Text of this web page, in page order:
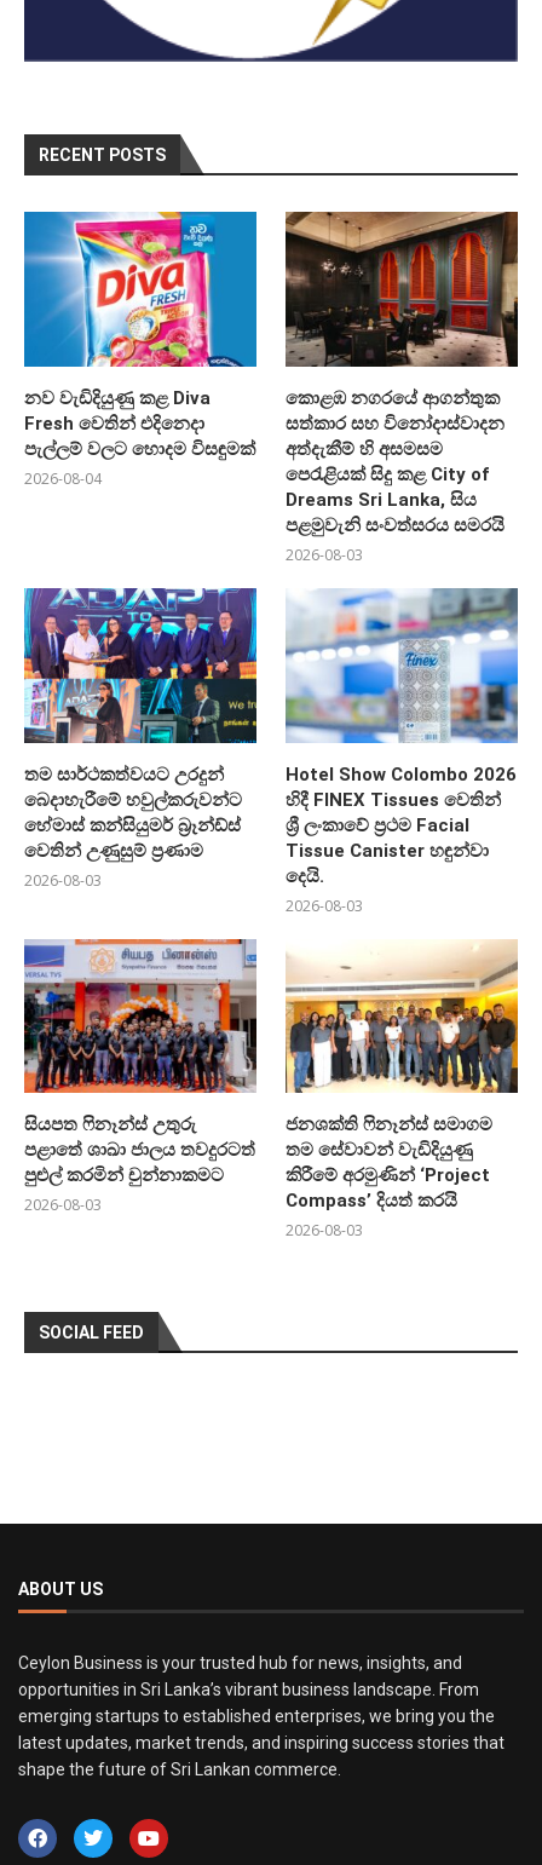
RECENT POSTS
නව වැඩිදියුණු කළ Diva
Fresh වෙතින් එදිනෙදා
පැල්ලම් වලට හොදම විසඳුමක්
2026-08-04
කොළඹ නගරයේ ආගන්තුක
සත්කාර සහ විනෝදාස්වාදන
අත්දැකීම් හි අසමසම
පෙරැළියක් සිදු කළ City of
Dreams Sri Lanka, සිය
පළමුවැනි සංවත්සරය සමරයි
2026-08-03
තම සාර්ථකත්වයට උරදුන්
බෙදාහැරීමේ හවුල්කරුවන්ට
හේමාස් කන්සියුමර් බ්‍රෑන්ඩ්ස්
වෙතින් උණුසුම් ප්‍රණාම
2026-08-03
Hotel Show Colombo 2026
හිදී FINEX Tissues වෙතින්
ශ්‍රී ලංකාවේ ප්‍රථම Facial
Tissue Canister හඳුන්වා
දෙයි.
2026-08-03
සියපත ෆිනෑන්ස් උතුරු
පළාතේ ශාඛා ජාලය තවදුරටත්
පුළුල් කරමින් චුන්නාකමට
2026-08-03
ජනශක්ති ෆිනෑන්ස් සමාගම
තම සේවාවන් වැඩිදියුණු
කිරීමේ අරමුණින් ‘Project
Compass’ දියත් කරයි
2026-08-03
SOCIAL FEED
ABOUT US
Ceylon Business is your trusted hub for news, insights, and
opportunities in Sri Lanka’s vibrant business landscape. From
emerging startups to established enterprises, we bring you the
latest updates, market trends, and inspiring success stories that
shape the future of Sri Lankan commerce.